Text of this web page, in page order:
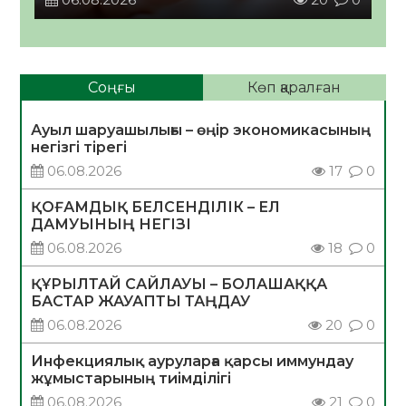
Соңғы Көп қаралған
Ауыл шаруашылығы – өңір экономикасының
негізгі тірегі
06.08.2026
17 0
ҚОҒАМДЫҚ БЕЛСЕНДІЛІК – ЕЛ
ДАМУЫНЫҢ НЕГІЗІ
06.08.2026
18 0
ҚҰРЫЛТАЙ САЙЛАУЫ – БОЛАШАҚҚА
БАСТАР ЖАУАПТЫ ТАҢДАУ
06.08.2026
20 0
Инфекциялық ауруларға қарсы иммундау
жұмыстарының тиімділігі
06.08.2026
21 0